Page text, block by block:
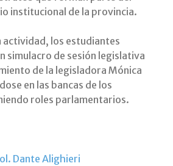
institucional de la provincia.
actividad, los estudiantes
simulacro de sesión legislativa
de la legisladora Mónica
en las bancas de los
roles parlamentarios.